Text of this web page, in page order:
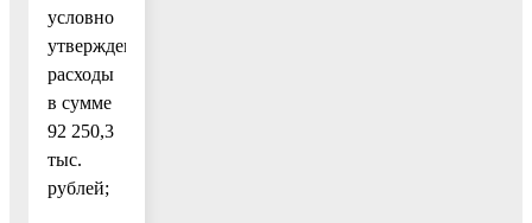
условно
утвержденные
расходы
в сумме
92 250,3
тыс.
рублей;